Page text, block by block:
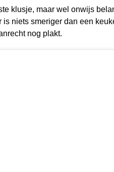
klusje, maar wel onwijs
niets smeriger dan een
nog plakt.